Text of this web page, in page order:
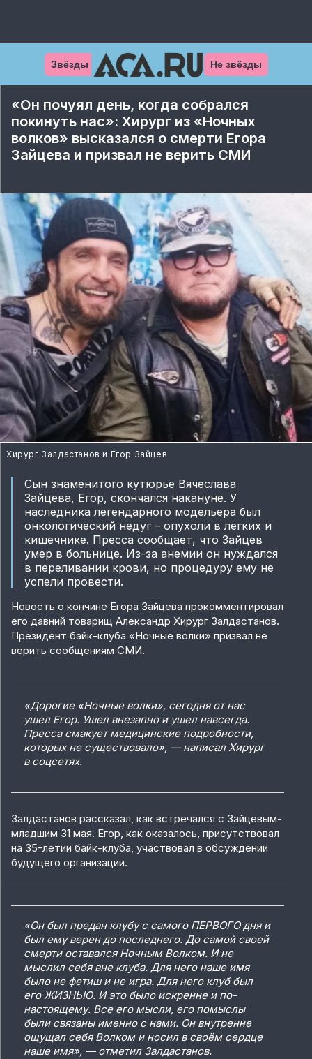
Звёзды Не звёзды
«Он почуял день, когда собрался
покинуть нас»: Хирург из «Ночных
волков» высказался о смерти Егора
Зайцева и призвал не верить СМИ
Хирург Залдастанов и Егор Зайцев
Сын знаменитого кутюрье Вячеслава
Зайцева, Егор, скончался накануне. У
наследника легендарного модельера был
онкологический недуг – опухоли в легких и
кишечнике. Пресса сообщает, что Зайцев
умер в больнице. Из-за анемии он нуждался
в переливании крови, но процедуру ему не
успели провести.
Новость о кончине Егора Зайцева прокомментировал
его давний товарищ Александр Хирург Залдастанов.
Президент байк-клуба «Ночные волки» призвал не
верить сообщениям СМИ.
«Дорогие «Ночные волки», сегодня от нас
ушел Егор. Ушел внезапно и ушел навсегда.
Пресса смакует медицинские подробности,
которых не существовало», — написал Хирург
в соцсетях.
Залдастанов рассказал, как встречался с Зайцевым-
младшим 31 мая. Егор, как оказалось, присутствовал
на 35-летии байк-клуба, участвовал в обсуждении
будущего организации.
«Он был предан клубу с самого ПЕРВОГО дня и
был ему верен до последнего. До самой своей
смерти оставался Ночным Волком. И не
мыслил себя вне клуба. Для него наше имя
было не фетиш и не игра. Для него клуб был
его ЖИЗНЬЮ. И это было искренне и по-
настоящему. Все его мысли, его помыслы
были связаны именно с нами. Он внутренне
ощущал себя Волком и носил в своём сердце
наше имя», — отметил Залдастанов.